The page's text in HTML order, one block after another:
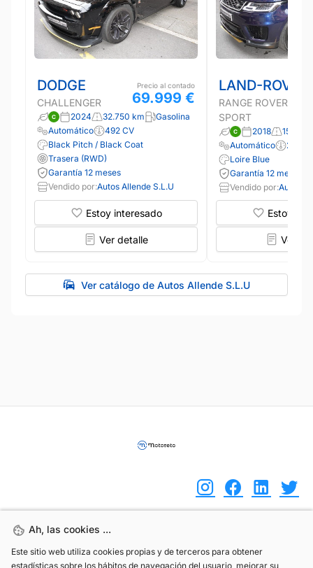
DODGE
CHALLENGER
Precio al contado
69.999 €
2024 32.750 km
Gasolina
Automático
492 CV
Black Pitch / Black Coat
Trasera (RWD)
Garantía 12 meses
Vendido por:Autos Allende S.L.U
Estoy interesado
Ver detalle
LAND-ROVER
RANGE ROVER
SPORT
2018
Automático
249
Loire Blue
Garantía 12 meses
Vendido por:Autos
Estoy
Ver
Ver catálogo de Autos Allende S.L.U
Ah, las cookies ...
Este sitio web utiliza cookies propias y de terceros para obtener
estadísticas sobre los hábitos de navegación del usuario, mejorar su
Ah, las cookies ...
Este sitio web utiliza cookies propias y de terceros para obtener
estadísticas sobre los hábitos de navegación del usuario, mejorar su
info@motoreto.com